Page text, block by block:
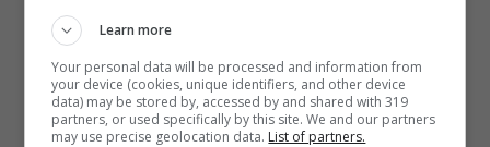
a vivere in Germania e la Leotta resterà in
Italia con la figlia Aria, per via dei suoi impegni
lavorativi.
Learn more
Your personal data will be processed and information from
your device (cookies, unique identifiers, and other device
data) may be stored by, accessed by and shared with 319
partners, or used specifically by this site. We and our partners
may use precise geolocation data. List of partners.